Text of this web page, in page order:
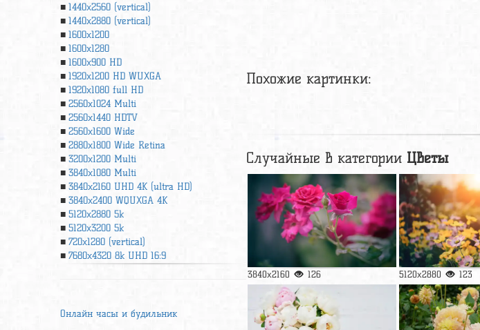
1440x2560 (vertical)
1440x2880 (vertical)
1600x1200
1600x1280
1600x900 HD
1920x1200 HD WUXGA
1920х1080 full HD
2560x1024 Multi
2560x1440 HDTV
2560x1600 Wide
2880x1800 Wide Retina
3200x1200 Multi
3840x1080 Multi
3840x2160 UHD 4К (ultra HD)
3840x2400 WQUXGA 4K
5120x2880 5k
5120x3200 5k
720x1280 (vertical)
7680x4320 8k UHD 16:9
Онлайн часы и будильник
Похожие картинки:
Случайные в категории Цветы
3840x2160 126 5120x2880 123